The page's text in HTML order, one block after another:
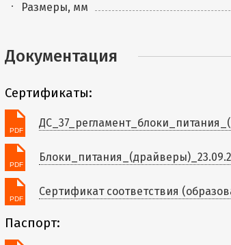
Размеры, мм
Документация
Сертификаты:
Сертификат соответствия
Паспорт: